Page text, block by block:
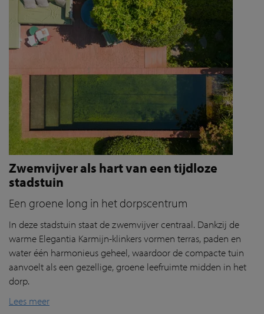
Zwemvijver als hart van een tijdloze
stadstuin
Een groene long in het dorpscentrum
In deze stadstuin staat de zwemvijver centraal. Dankzij de
warme Elegantia Karmijn-klinkers vormen terras, paden en
water één harmonieus geheel, waardoor de compacte tuin
aanvoelt als een gezellige, groene leefruimte midden in het
dorp.
Lees meer